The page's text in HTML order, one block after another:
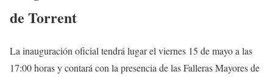
de Torrent
La inauguración oficial tendrá lugar el viernes 15 de mayo a las
17:00 horas y contará con la presencia de las Falleras Mayores de